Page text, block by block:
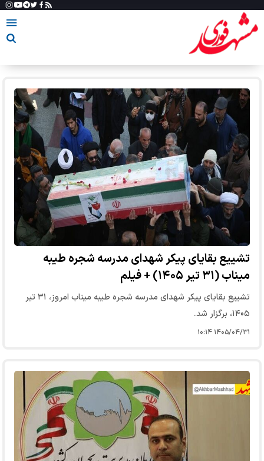
تشییع بقایای پیکر شهدای مدرسه شجره طیبه
میناب (۳۱ تیر ۱۴۰۵) + فیلم
تشییع بقایای پیکر شهدای مدرسه شجره طیبه میناب امروز، ۳۱ تیر
۱۴۰۵، برگزار شد.
۱۴۰۵/۰۴/۳۱ ۱۰:۱۴